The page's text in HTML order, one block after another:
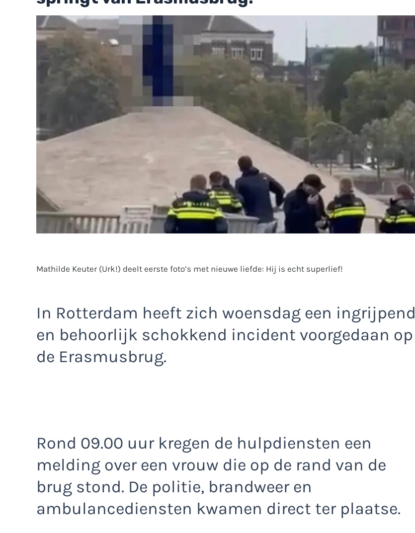
Mathilde Keuter (Urk!) deelt eerste foto’s met nieuwe liefde: Hij is echt superlief!
In Rotterdam heeft zich woensdag een ingrijpend
en behoorlijk schokkend incident voorgedaan op
de Erasmusbrug.
Rond 09.00 uur kregen de hulpdiensten een
melding over een vrouw die op de rand van de
brug stond. De politie, brandweer en
ambulancediensten kwamen direct ter plaatse.